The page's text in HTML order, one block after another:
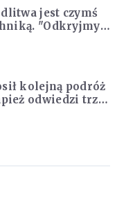
jest czymś
"Odkryjmy
kolejną podróż
odwiedzi trzy